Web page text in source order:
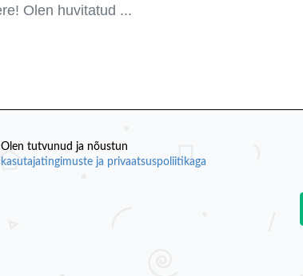
Olen tutvunud ja nõustun
kasutajatingimuste ja privaatsuspoliitikaga